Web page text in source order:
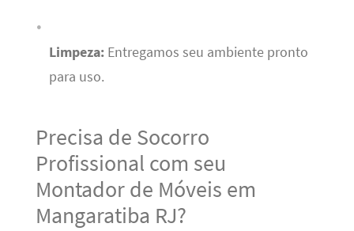
Limpeza:Entregamos seu ambiente pronto
para uso.
Precisa de Socorro
Profissional com seu
Montador de Móveis em
Mangaratiba RJ?